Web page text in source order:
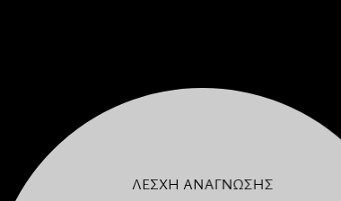
ΛΕΣΧΗ ΑΝΑΓΝΩΣΗΣ